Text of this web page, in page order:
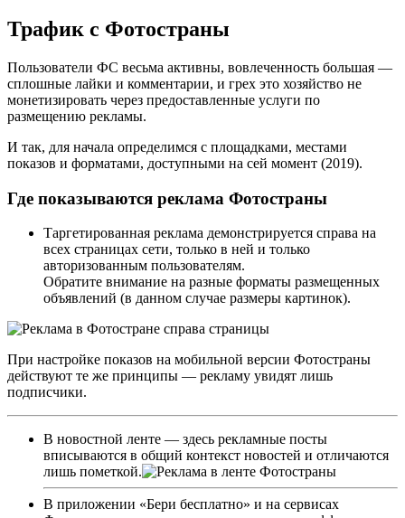
Трафик с Фотостраны
Пользователи ФС весьма активны, вовлеченность большая —
сплошные лайки и комментарии, и грех это хозяйство не
монетизировать через предоставленные услуги по
размещению рекламы.
И так, для начала определимся с площадками, местами
показов и форматами, доступными на сей момент (2019).
Где показываются реклама Фотостраны
Таргетированная реклама демонстрируется справа на
всех страницах сети, только в ней и только
авторизованным пользователям.
Обратите внимание на разные форматы размещенных
объявлений (в данном случае размеры картинок).
При настройке показов на мобильной версии Фотостраны
действуют те же принципы — рекламу увидят лишь
подписчики.
В новостной ленте — здесь рекламные посты
вписываются в общий контекст новостей и отличаются
лишь пометкой.
В приложении «Бери бесплатно» и на сервисах